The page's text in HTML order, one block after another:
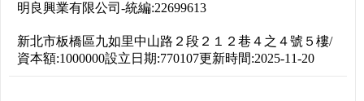
明良興業有限公司 -統編:22699613
新北市板橋區九如里中山路２段２１２巷４之４號５樓/
資本額:1000000設立日期:770107更新時間:2025-11-20